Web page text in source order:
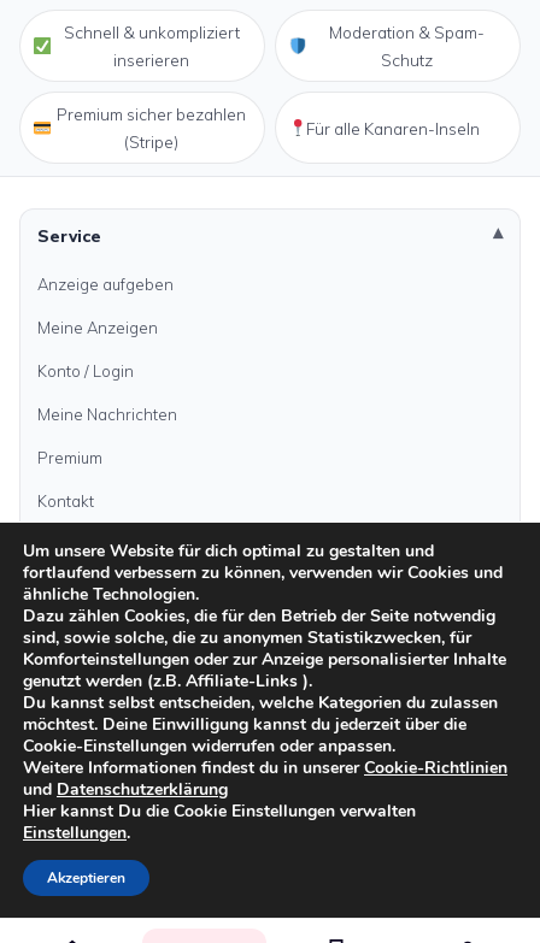
Schnell & unkompliziert
inserieren
Moderation & Spam-
Schutz
Premium sicher bezahlen
(Stripe)
Für alle Kanaren-Inseln
Service
Anzeige aufgeben
Meine Anzeigen
Konto / Login
Meine Nachrichten
Premium
Kontakt
Anzeige aufgeben
Kategorien
Inseln
ImpressumDatenschutzAGB Sicher inserierenModerationsrichtlinien
Um unsere Website für dich optimal zu gestalten und
fortlaufend verbessern zu können, verwenden wir Cookies und
ähnliche Technologien.
Dazu zählen Cookies, die für den Betrieb der Seite notwendig
sind, sowie solche, die zu anonymen Statistikzwecken, für
Komforteinstellungen oder zur Anzeige personalisierter Inhalte
genutzt werden (z.B. Affiliate-Links ).
Du kannst selbst entscheiden, welche Kategorien du zulassen
möchtest. Deine Einwilligung kannst du jederzeit über die
Cookie-Einstellungen widerrufen oder anpassen.
Weitere Informationen findest du in unsererCookie-Richtlinien
und Datenschutzerklärung
Hier kannst Du die Cookie Einstellungen verwalten
Einstellungen.
Akzeptieren